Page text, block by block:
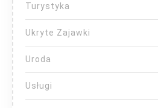
Turystyka
Ukryte Zajawki
Uroda
Usługi